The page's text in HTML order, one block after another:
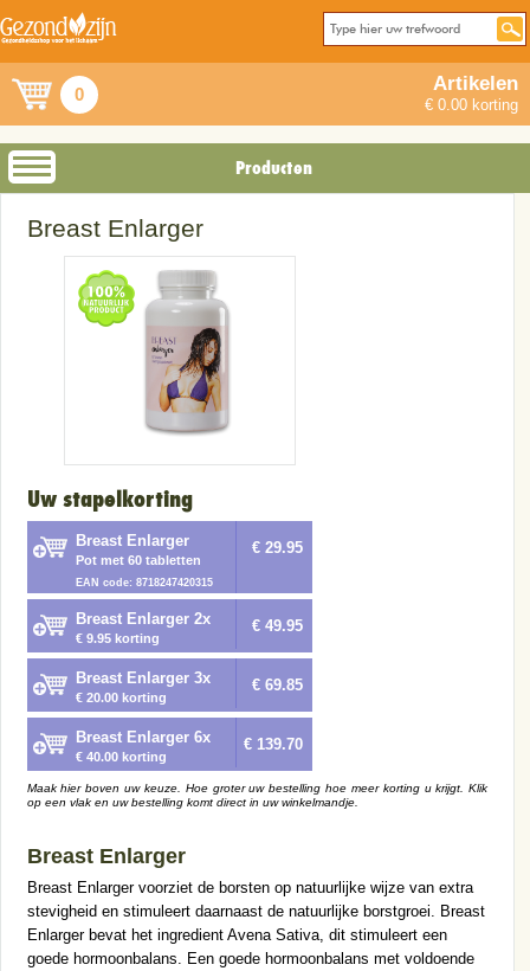
0 Artikelen
€ 0.00 korting
Producten
Breast Enlarger
Uw stapelkorting
Breast Enlarger
Pot met 60 tabletten
EAN code: 8718247420315
€ 29.95
Breast Enlarger 2x
€ 9.95 korting
€ 49.95
Breast Enlarger 3x
€ 20.00 korting
€ 69.85
Breast Enlarger 6x
€ 40.00 korting
€ 139.70
Maak hier boven uw keuze. Hoe groter uw bestelling hoe meer korting u krijgt. Klik
op een vlak en uw bestelling komt direct in uw winkelmandje.
Breast Enlarger
Breast Enlarger voorziet de borsten op natuurlijke wijze van extra
stevigheid en stimuleert daarnaast de natuurlijke borstgroei. Breast
Enlarger bevat het ingredient Avena Sativa, dit stimuleert een
goede hormoonbalans. Een goede hormoonbalans met voldoende